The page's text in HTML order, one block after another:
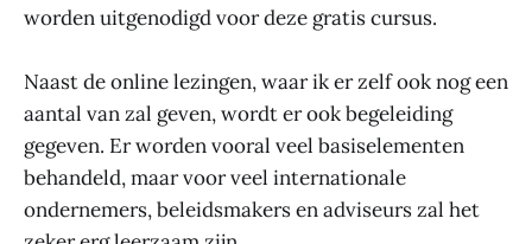
worden uitgenodigd voor deze gratis cursus.
Naast de online lezingen, waar ik er zelf ook nog een
aantal van zal geven, wordt er ook begeleiding
gegeven. Er worden vooral veel basiselementen
behandeld, maar voor veel internationale
ondernemers, beleidsmakers en adviseurs zal het